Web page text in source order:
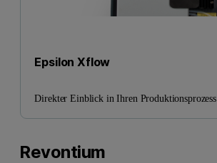
Epsilon Xflow
Direkter Einblick in Ihren Produktionsprozess
Revontium